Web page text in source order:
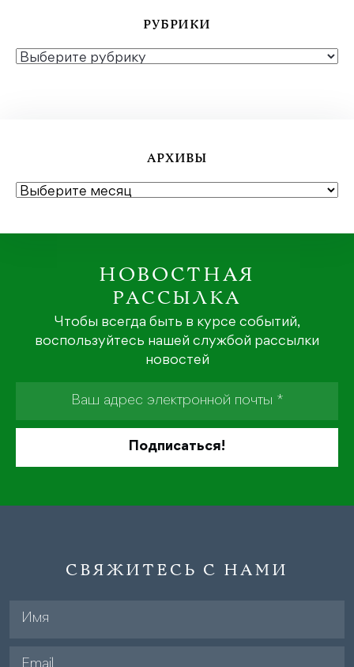
РУБРИКИ
РУБРИКИ
АРХИВЫ
АРХИВЫ
НОВОСТНАЯ
РАССЫЛКА
Чтобы всегда быть в курсе событий,
воспользуйтесь нашей службой рассылки
новостей
СВЯЖИТЕСЬ С НАМИ